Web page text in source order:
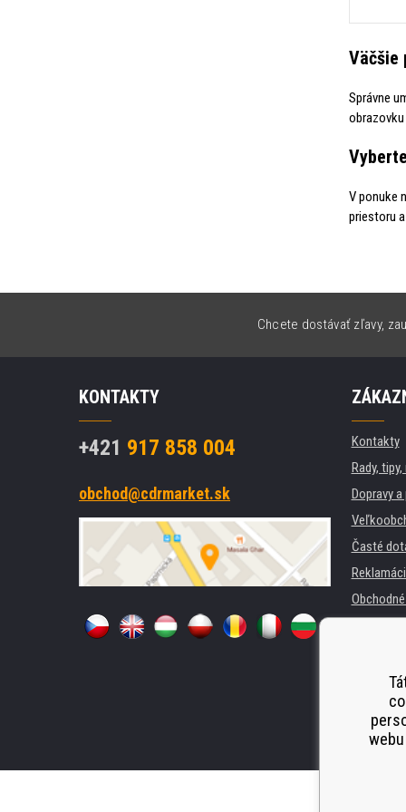
Väčšie
Správne
V ponuke
priestoru
Chcete dostávať zľavy,
KONTAKTY
+421 917 858 004
obchod@cdrmarket.sk
Kontakty
Rady,
Dopravy
Časté